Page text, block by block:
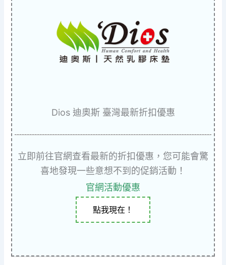
Dios 迪奧斯 臺灣最新折扣優惠
立即前往官網查看最新的折扣優惠，您可能會驚
喜地發現一些意想不到的促銷活動！
官網活動優惠
點我現在！